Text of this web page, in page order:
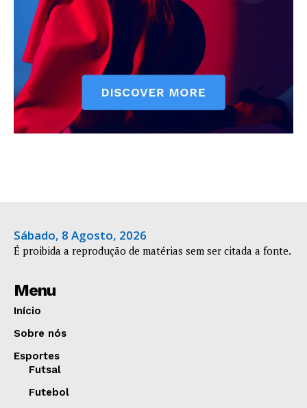
Sábado, 8 Agosto, 2026
É proibida a reprodução de matérias sem ser citada a fonte.
Menu
Início
Sobre nós
Esportes
Futsal
Futebol